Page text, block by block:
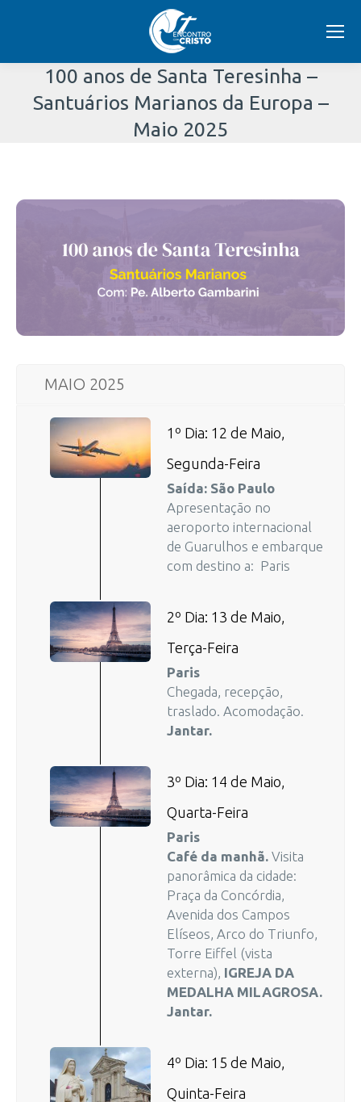
100 anos de Santa Teresinha –
Santuários Marianos da Europa –
Maio 2025
está
MAIO 2025
1º Dia: 12 de Maio,
Segunda-Feira
Saída: São Paulo
Apresentação no
aeroporto internacional
de Guarulhos e embarque
com destino a: Paris
2º Dia: 13 de Maio,
Terça-Feira
Paris
Chegada, recepção,
traslado. Acomodação.
Jantar.
3º Dia: 14 de Maio,
Quarta-Feira
Paris
Café da manhã. Visita
panorâmica da cidade:
Praça da Concórdia,
Avenida dos Campos
Elíseos, Arco do Triunfo,
Torre Eiffel (vista
externa), IGREJA DA
MEDALHA MILAGROSA.
Jantar.
4º Dia: 15 de Maio,
Quinta-Feira